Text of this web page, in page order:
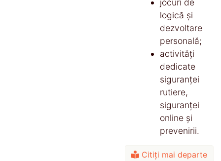
logică și
dezvoltare
personală;
activități
dedicate
siguranței
rutiere,
siguranței
online și
prevenirii.
Citiți mai departe